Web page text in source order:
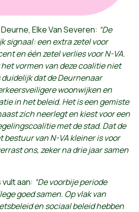
Elke Van Severen: “De
signaal: een extra zetel voor
en één zetel verlies voor N-VA.
vormen van deze coalitie niet
dat de Deurnenaar
woonwijken en
in het beleid. Het is een gemiste
zich neerlegt en kiest voor een
met de stad. Dat de
van N-VA kleiner is voor
ons, zeker na drie jaar samen
aan: “De voorbije periode
goed samen. Op vlak van
en sociaal beleid hebben